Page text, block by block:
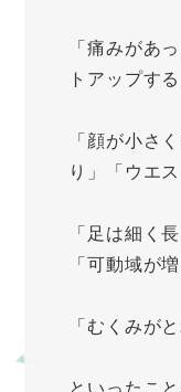
「痛みがあ
トアップす
「顔が小さ
り」「ウエ
「足は細く
「可動域が増
「むくみが